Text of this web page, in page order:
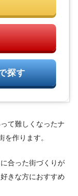
て難しくなったナ
作ります。
合った街づくりが
きな方におすすめ